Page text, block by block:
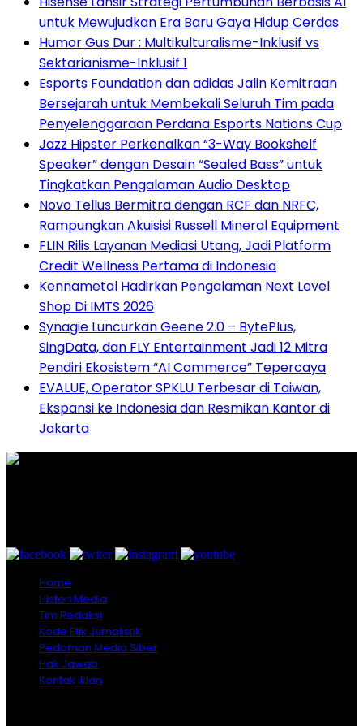
untuk Mewujudkan Era Baru Gaya Hidup Cerdas
Humor Gus Dur : Multikulturalisme-Inklusif vs
Sektarianisme-Inklusif 1
Esports Foundation dan adidas Jalin Kemitraan
Bersejarah untuk Membekali Seluruh Tim pada
Penyelenggaraan Perdana Esports Nations Cup
Jazz Hipster Perkenalkan “3-Way Bookshelf
Speaker” dengan Desain “Sealed Bass” untuk
Tingkatkan Pengalaman Audio Desktop
Novo Tellus Bermitra dengan RCF dan NRFC,
Rampungkan Akuisisi Russell Mineral Equipment
FLIN Rilis Layanan Mediasi Utang, Jadi Platform
Credit Wellness Pertama di Indonesia
Kennametal Hadirkan Pengalaman Next Level
Shop Di IMTS 2026
Synagie Luncurkan Geene 2.0 – BytePlus,
SingData, dan FLY Entertainment Jadi 12 Mitra
Pendiri Ekosistem “AI Commerce” Tepercaya
EVALUE, Operator SPKLU Terbesar di Taiwan,
Ekspansi ke Indonesia dan Resmikan Kantor di
Jakarta
Home
Histori Media
Tim Redaksi
Kode Etik Jurnalistik
Pedoman Media Siber
Hak Jawab
Kontak Iklan